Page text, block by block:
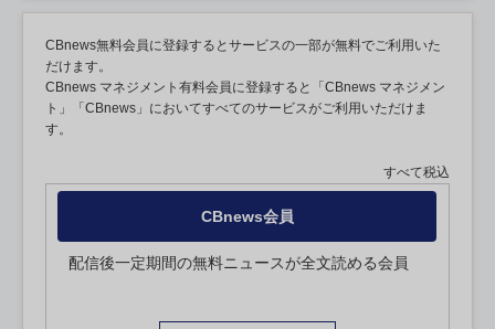
CBnews無料会員に登録するとサービスの一部が無料でご利用いた
だけます。
CBnews マネジメント有料会員に登録すると「CBnews マネジメン
ト」「CBnews」においてすべてのサービスがご利用いただけま
す。
すべて税込
CBnews会員
配信後一定期間の無料ニュースが全文読める会員